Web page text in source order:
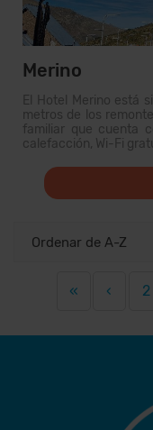
Merino
El Hotel Merino está
metros de los
familiar que cuenta
calefacción, Wi-Fi
« ‹ 2